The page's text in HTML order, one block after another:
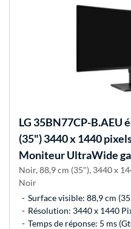
LG 35BN77CP-B.AEU
(35") 3440 x 1440
Moniteur UltraWide
Noir, 88,9 cm (35"), 3440 x
Noir
Surface visible: 88,9 cm
Résolution: 3440 x 1440
Temps de réponse: 5 ms